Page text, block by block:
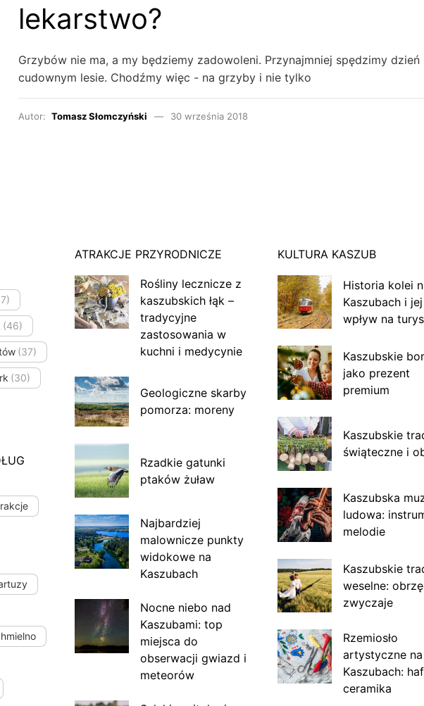
lekarstwo?
Grzybów nie ma, a my będziemy zadowoleni. Przynajmniej spędzimy dzień
cudownym lesie. Chodźmy więc - na grzyby i nie tylko
Autor: Tomasz Słomczyński 30 września 2018
(46)
(37)
(30)
ATRAKCJE PRZYRODNICZE
Rośliny lecznicze z
kaszubskich łąk –
tradycyjne
zastosowania w
kuchni i medycynie
Geologiczne skarby
pomorza: moreny
Rzadkie gatunki
ptaków żuław
Najbardziej
malownicze punkty
widokowe na
Kaszubach
Nocne niebo nad
Kaszubami: top
miejsca do
obserwacji gwiazd i
meteorów
KULTURA KASZUB
Historia kolei
Kaszubach i jej
wpływ na
Kaszubskie
jako prezent
premium
Kaszubskie
świąteczne i
Kaszubska
ludowa:
melodie
Kaszubskie
weselne:
zwyczaje
Rzemiosło
artystyczne na
Kaszubach:
ceramika